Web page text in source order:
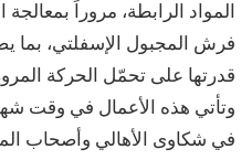
المواد الرابطة، مروراً
فرش المجبول الإسفلتي، بما
قدرتها على تحمّل الحركة
وتأتي هذه الأعمال في وقت
في شكاوى الأهالي وأصحاب